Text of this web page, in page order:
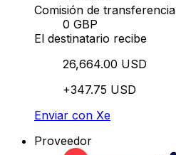
Comisión de transferencia
0 GBP
El destinatario recibe
26,664.00 USD
+347.75 USD
Enviar con Xe
Proveedor